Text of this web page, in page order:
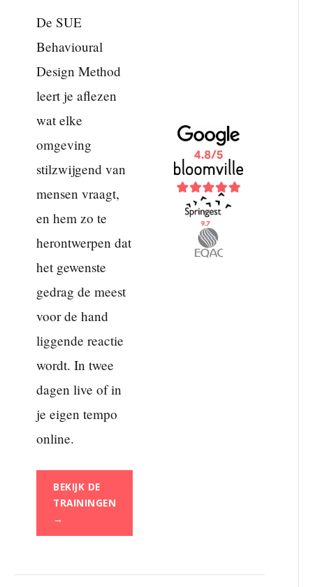
De SUE
Behavioural
Design Method
leert je aflezen
wat elke
omgeving
stilzwijgend van
mensen vraagt,
en hem zo te
herontwerpen dat
het gewenste
gedrag de meest
voor de hand
liggende reactie
wordt. In twee
dagen live of in
je eigen tempo
online.
BEKIJK DE
TRAININGEN
→